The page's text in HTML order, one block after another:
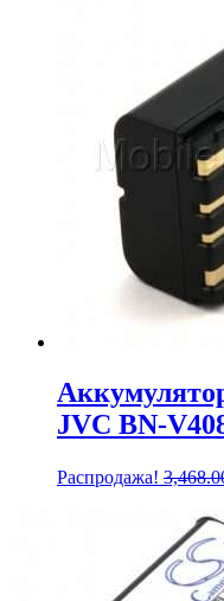
JVC BN-
Распродажа!